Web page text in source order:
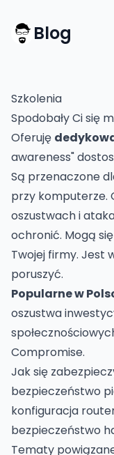
Blog
Szkolenia
Spodobały Ci się
Oferuję
awareness"
Są przenaczone
przy komputerze.
oszustwach i
ochronić. Mogą
Twojej firmy. Jest
poruszyć.
Popularne w
oszustwa
Compromise.
Jak się
bezpieczeństwo
konfiguracja
bezpieczeństwo
Tematy